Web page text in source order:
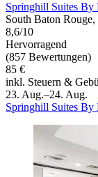
Springhill Suites By
South Baton
8,6/10
Hervorragend
(857 Bewertungen)
85 €
inkl. Steuern &
23. Aug.–24. Aug.
Springhill Suites By